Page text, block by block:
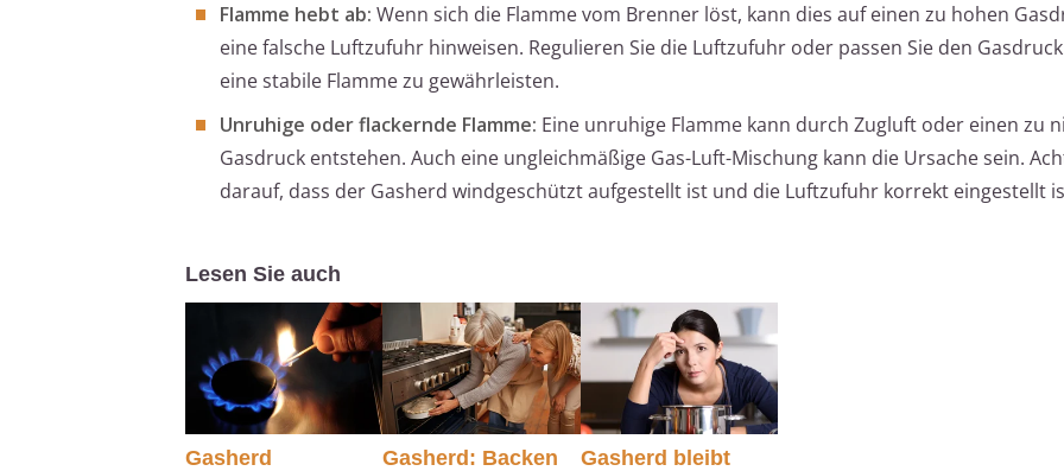
Flamme hebt ab: Wenn sich die Flamme vom Brenner löst, kann dies auf einen zu hohen
eine falsche Luftzufuhr hinweisen. Regulieren Sie die Luftzufuhr oder passen Sie den
eine stabile Flamme zu gewährleisten.
Unruhige oder flackernde Flamme: Eine unruhige Flamme kann durch Zugluft oder einen zu
Gasdruck entstehen. Auch eine ungleichmäßige Gas-Luft-Mischung kann die Ursache sein.
darauf, dass der Gasherd windgeschützt aufgestellt ist und die Luftzufuhr korrekt eingestellt
Lesen Sie auch
Gasherd
Gasherd: Backen
Gasherd bleibt